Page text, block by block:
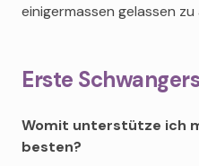
einigermassen gelassen
Erste
Womit unterstütze ich
besten?